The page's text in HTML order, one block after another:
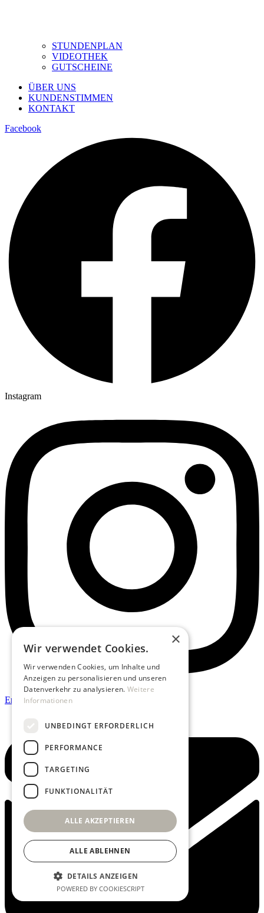
STUNDENPLAN
VIDEOTHEK
GUTSCHEINE
ÜBER UNS
KUNDENSTIMMEN
KONTAKT
Facebook
Instagram
Envelope
×
Wir verwendet Cookies.
Wir verwenden Cookies, um Inhalte und
Anzeigen zu personalisieren und unseren
Datenverkehr zu analysieren. Weitere
Informationen
UNBEDINGT ERFORDERLICH
PERFORMANCE
TARGETING
FUNKTIONALITÄT
ALLE AKZEPTIEREN
ALLE ABLEHNEN
DETAILS ANZEIGEN
POWERED BY COOKIESCRIPT